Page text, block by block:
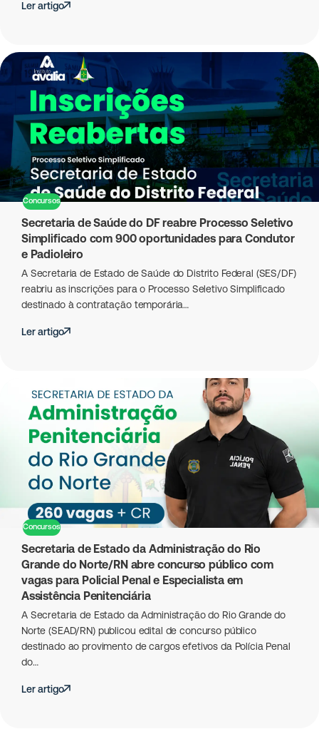
Ler artigo
Concursos
Secretaria de Saúde do DF reabre Processo Seletivo
Simplificado com 900 oportunidades para Condutor
e Padioleiro
A Secretaria de Estado de Saúde do Distrito Federal (SES/DF)
reabriu as inscrições para o Processo Seletivo Simplificado
destinado à contratação temporária…
Ler artigo
Concursos
Secretaria de Estado da Administração do Rio
Grande do Norte/RN abre concurso público com
vagas para Policial Penal e Especialista em
Assistência Penitenciária
A Secretaria de Estado da Administração do Rio Grande do
Norte (SEAD/RN) publicou edital de concurso público
destinado ao provimento de cargos efetivos da Polícia Penal
do…
Ler artigo